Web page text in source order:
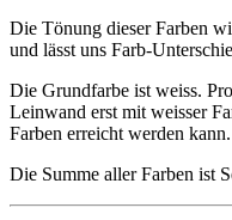
Die Tönung dieser Farben
und lässt uns Farb-
Die Grundfarbe ist weiss.
Leinwand erst mit weisser
Farben erreicht werden kann.
Die Summe aller Farben ist